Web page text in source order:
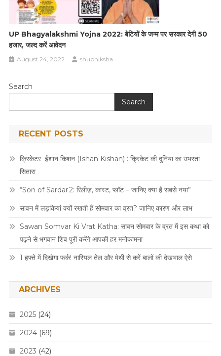
UP Bhagyalakshmi Yojna 2022: बेटियों के जन्म पर सरकार देगी 50
हजार, जल्द करें आवेदन
August 24, 2022 shubhiksha
Search
Search
RECENT POSTS
क्रिकेटर ईशान किशन (Ishan Kishan) : क्रिकेट की दुनिया का उभरता
सितारा
“Son of Sardar 2: रिलीज़, कास्ट, प्लॉट – जानिए क्या है सबसे नया”
सावन में लड़कियां क्यों रखती हैं सोमवार का व्रत? जानिए कारण और लाभ
Sawan Somvar Ki Vrat Katha: सावन सोमवार के व्रत में इस कथा को
पढ़ने से भगवान शिव पूरी करेंगे आपकी हर मनोकामना
1 हफ्ते में दिखेगा फर्क! नारियल तेल और मेथी से करें बालों की देखभाल ऐसे
ARCHIVES
2025(24)
2024(69)
2023 (42)